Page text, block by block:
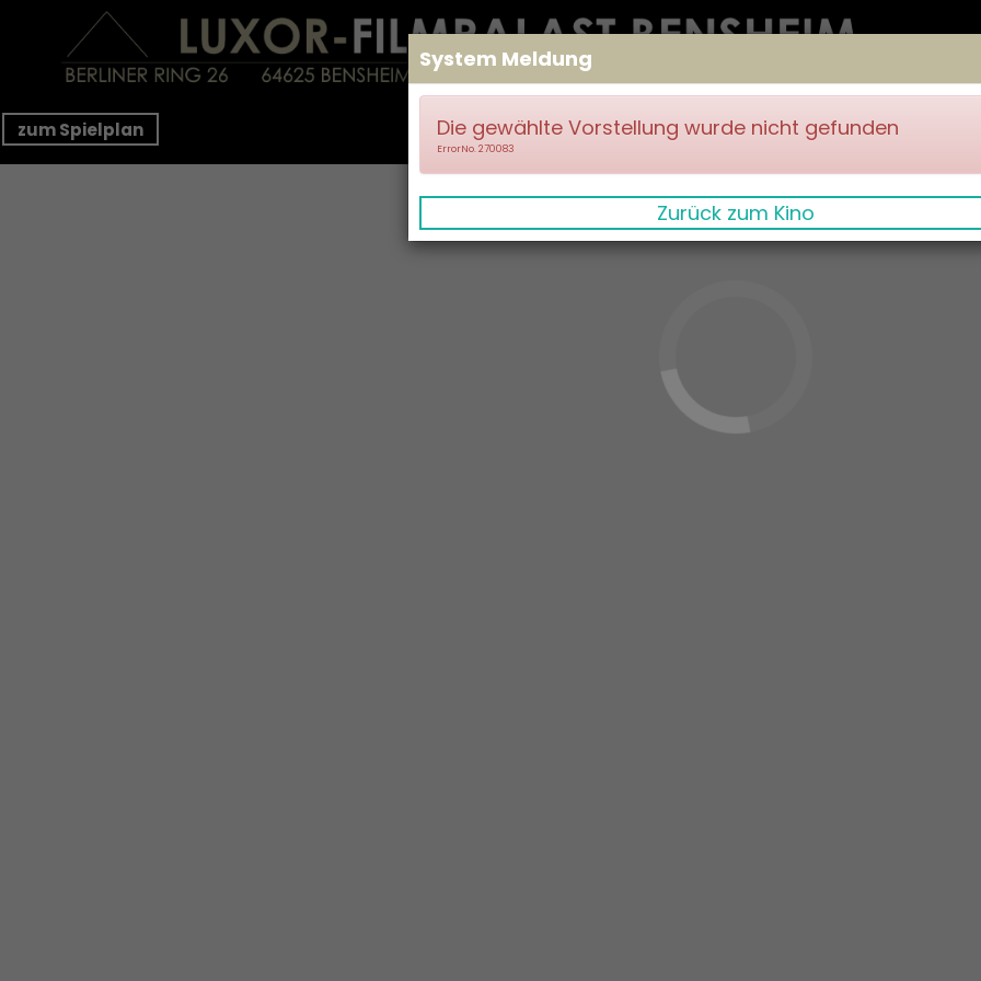
zum Spielplan
System Meldung
Die gewählte Vorstellung wurde nicht gefunden
ErrorNo. 270083
Zurück zum Kino